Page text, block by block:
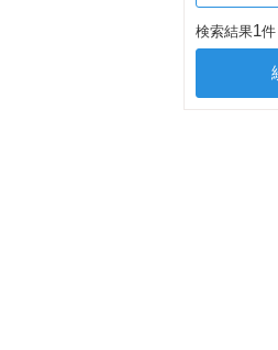
検索結果1件